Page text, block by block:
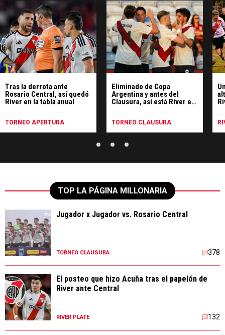
Tras la derrota ante
Rosario Central, así quedó
River en la tabla anual
TORNEO APERTURA
Eliminado de Copa
Argentina y antes del
Clausura, así está River en
Libertadores 2027
TORNEO CLAUSURA
TOP LA PÁGINA MILLONARIA
Jugador x Jugador vs. Rosario Central
TORNEO CLAUSURA 378
El posteo que hizo Acuña tras el papelón de
River ante Central
RIVER PLATE 132